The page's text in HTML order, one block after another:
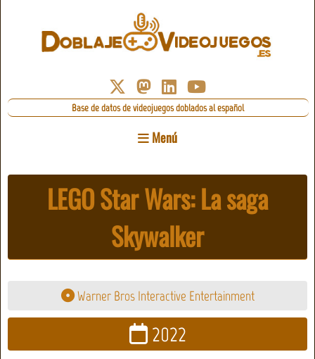
Base de datos de videojuegos doblados al español
Menú
LEGO Star Wars: La saga
Skywalker
Warner Bros Interactive Entertainment
2022